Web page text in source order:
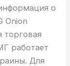
о
Onion
работает
Для